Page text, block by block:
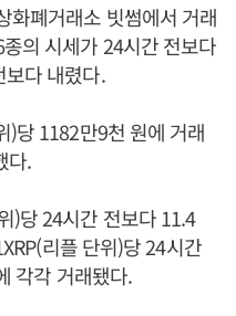
화폐거래소 빗썸에서 거래
의 시세가 24시간 전보다
다 내렸다.
)당 1182만9천 원에 거래
다.
)당 24시간 전보다 11.4
리플 단위)당 24시간
각각 거래됐다.